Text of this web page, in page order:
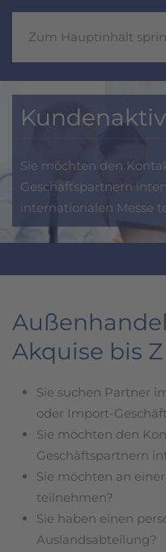
Zum Hauptinhalt
Sie möchten neue
Sie wollen Export- und
Akquise bis
Sie suchen Partner
oder Import-
Sie möchten den
Geschäftspartnern
Sie möchten an
teilnehmen?
Sie haben einen
Auslandsabteilung?